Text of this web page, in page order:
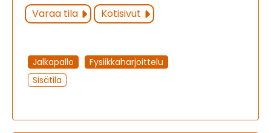
Varaa tila Kotisivut
Jalkapallo
Fysiikkaharjoittelu
Sisätila